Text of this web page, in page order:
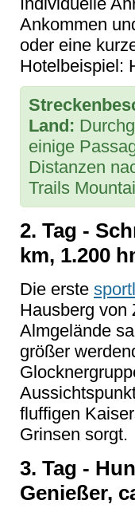
Ankommen
oder eine
Hotelbeispiel:
Land:
einige
Distanzen
Trails
2. Tag -
km, 1.200
Die erste
Hausberg von
Almgelände
größer
fluffigen
Grinsen sorgt.
3. Tag -
Genießer,